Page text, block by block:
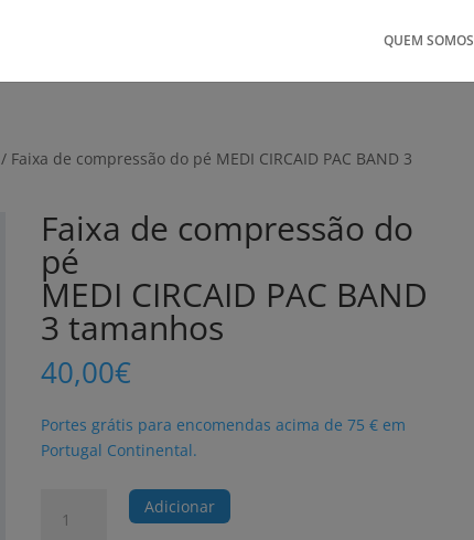
QUEM SOMOS
/ Faixa de compressão do pé MEDI CIRCAID PAC BAND 3
Faixa de compressão do
pé
MEDI CIRCAID PAC BAND
3 tamanhos
40,00€
Portes grátis para encomendas acima de 75 € em
Portugal Continental.
Adicionar